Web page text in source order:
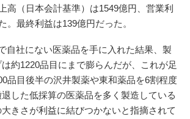
高（日本会計基準）は1549億円、営業利
。最終利益は139億円だった。
自社にない医薬品を手に入れた結果、製
約1220品目にまで膨らんだが、これが足
品目後半の沢井製薬や東和薬品を6割程度
退した低採算の医薬品を多く製造している
きさが利益に結びつかないと指摘されて